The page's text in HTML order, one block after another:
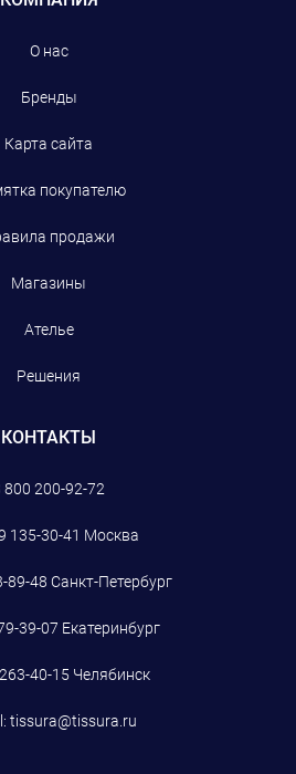
О нас
Бренды
Карта сайта
покупателю
продажи
Магазины
Ателье
Решения
КОНТАКТЫ
800 200-92-72
135-30-41 Москва
89-48 Санкт-Петербург
39-07 Екатеринбург
40-15 Челябинск
tissura@tissura.ru